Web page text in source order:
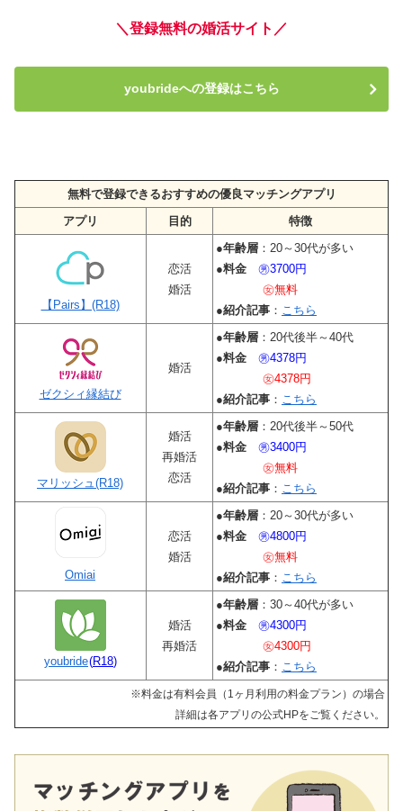
＼登録無料の婚活サイト／
youbrideへの登録はこちら
無料で登録できるおすすめの優良マッチングアプリ
アプリ
目的 特徴
【Pairs】(R18)
恋活
婚活
●年齢層 ：20～30代が多い
●料金
㊚3700円
㊛無料
●紹介記事 ： こちら
ゼクシィ縁結び
婚活
●年齢層 ：20代後半～40代
●料金
㊚4378円
㊛4378円
●紹介記事 ： こちら
マリッシュ(R18)
婚活
再婚活
恋活
●年齢層 ：20代後半～50代
●料金
㊚3400円
㊛無料
●紹介記事 ： こちら
Omiai
恋活
婚活
●年齢層 ：20～30代が多い
●料金
㊚4800円
㊛無料
●紹介記事 ： こちら
youbride(R18)
婚活
再婚活
●年齢層 ：30～40代が多い
●料金
㊚4300円
㊛4300円
●紹介記事 ： こちら
※料金は有料会員（1ヶ月利用の料金プラン）の場合
詳細は各アプリの公式HPをご覧ください。